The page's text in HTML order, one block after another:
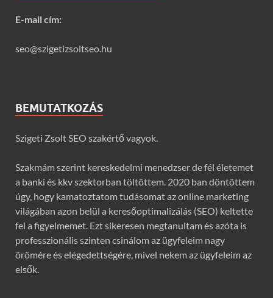
E-mail cím:
seo@szigetizsoltseo.hu
BEMUTATKOZÁS
Szigeti Zsolt SEO szakértő vagyok.
Szakmám szerint kereskedelmi menedzser de fél életemet
a banki és kkv szektorban töltöttem. 2020 ban döntöttem
úgy, hogy kamatoztatom tudásomat az online marketing
világában azon belül a keresőoptimalizálás (SEO) keltette
fel a figyelmemet. Ezt sikeresen megtanultam és azóta is
professzionális szinten csinálom az ügyfeleim nagy
örömére és elégedettségére, mivel nekem az ügyfeleim az
elsők.